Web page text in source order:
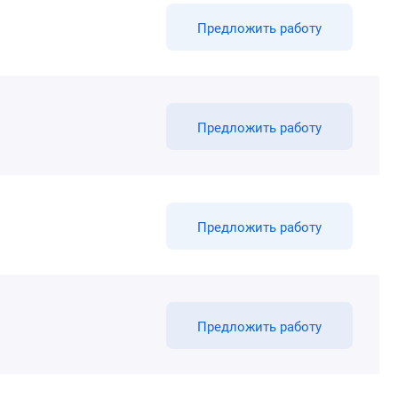
Предложить работу
Предложить работу
Предложить работу
Предложить работу